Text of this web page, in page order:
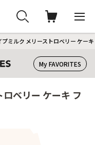
ミルク メリーストロベリー ケー
My FAVORITES
ベリー ケーキ フ